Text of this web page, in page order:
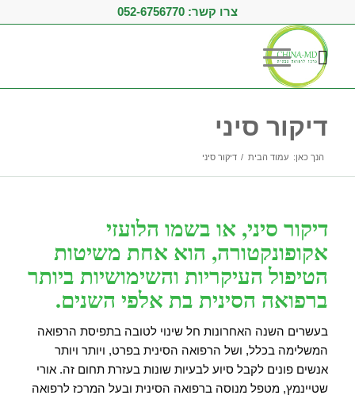
צרו קשר: 052-6756770
דיקור סיני
הנך כאן: עמוד הבית / דיקור סיני
דיקור סיני, או בשמו הלועזי
אקופונקטורה, הוא אחת משיטות
הטיפול העיקריות והשימושיות ביותר
ברפואה הסינית בת אלפי השנים.
בעשרים השנה האחרונות חל שינוי לטובה בתפיסת הרפואה
המשלימה בכלל, ושל הרפואה הסינית בפרט, ויותר ויותר
אנשים פונים לקבל סיוע לבעיות שונות בעזרת תחום זה. אורי
שטיינמץ, מטפל מנוסה ברפואה הסינית ובעל המרכז לרפואה